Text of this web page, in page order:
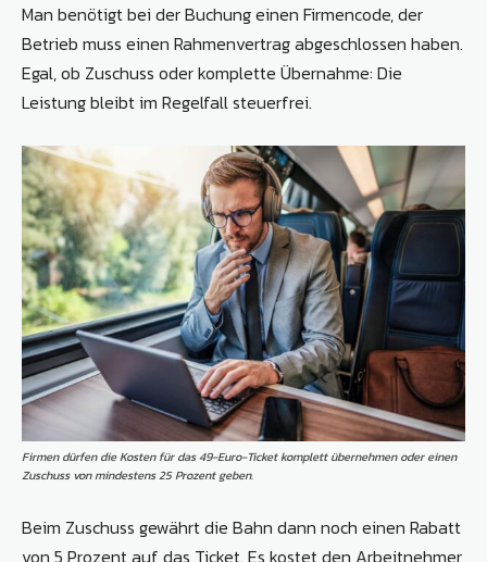
Man benötigt bei der Buchung einen Firmencode, der
Betrieb muss einen Rahmenvertrag abgeschlossen haben.
Egal, ob Zuschuss oder komplette Übernahme: Die
Leistung bleibt im Regelfall steuerfrei.
Firmen dürfen die Kosten für das 49-Euro-Ticket komplett übernehmen oder einen
Zuschuss von mindestens 25 Prozent geben.
Beim Zuschuss gewährt die Bahn dann noch einen Rabatt
von 5 Prozent auf das Ticket. Es kostet den Arbeitnehmer